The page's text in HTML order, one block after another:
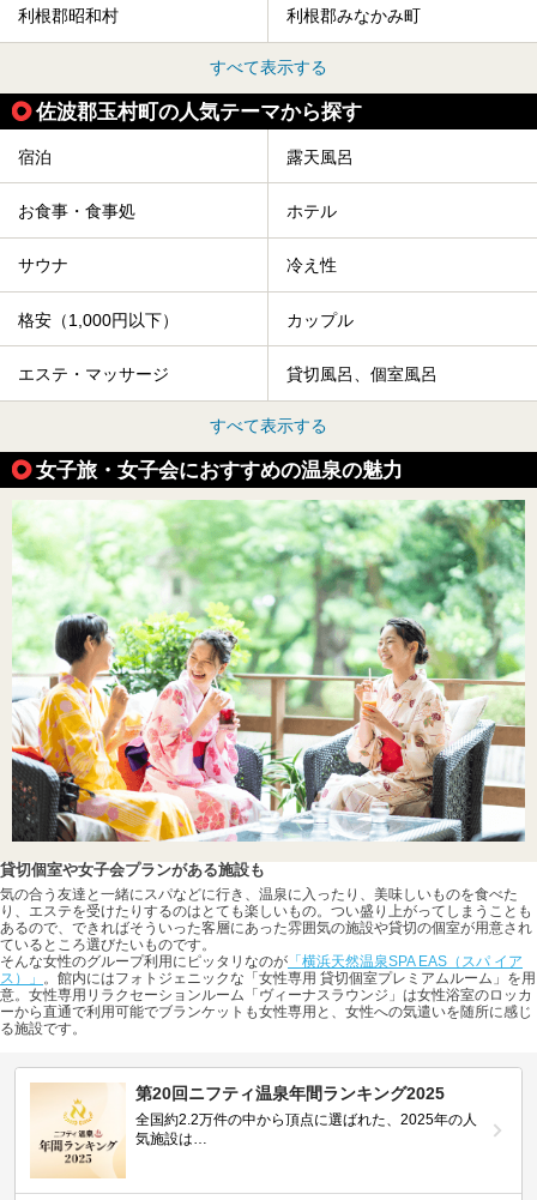
利根郡昭和村 利根郡みなかみ町
すべて表示する
佐波郡玉村町の人気テーマから探す
宿泊 露天風呂
お食事・食事処 ホテル
サウナ 冷え性
格安（1,000円以下） カップル
エステ・マッサージ 貸切風呂、個室風呂
すべて表示する
女子旅・女子会におすすめの温泉の魅力
貸切個室や女子会プランがある施設も
気の合う友達と一緒にスパなどに行き、温泉に入ったり、美味しいものを食べた
り、エステを受けたりするのはとても楽しいもの。つい盛り上がってしまうことも
あるので、できればそういった客層にあった雰囲気の施設や貸切の個室が用意され
ているところ選びたいものです。
そんな女性のグループ利用にピッタリなのが 「横浜天然温泉SPA EAS（スパ イア
ス）」 。館内にはフォトジェニックな「女性専用 貸切個室プレミアムルーム」を用
意。女性専用リラクセーションルーム「ヴィーナスラウンジ」は女性浴室のロッカ
ーから直通で利用可能でブランケットも女性専用と、女性への気遣いを随所に感じ
る施設です。
第20回ニフティ温泉年間ランキング2025
全国約2.2万件の中から頂点に選ばれた、2025年の人
気施設は…